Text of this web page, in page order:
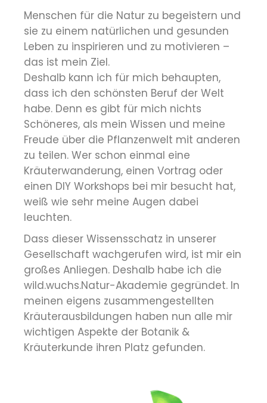
Menschen für die Natur zu begeistern und
sie zu einem natürlichen und gesunden
Leben zu inspirieren und zu motivieren –
das ist mein Ziel.
Deshalb kann ich für mich behaupten,
dass ich den schönsten Beruf der Welt
habe. Denn es gibt für mich nichts
Schöneres, als mein Wissen und meine
Freude über die Pflanzenwelt mit anderen
zu teilen. Wer schon einmal eine
Kräuterwanderung, einen Vortrag oder
einen DIY Workshops bei mir besucht hat,
weiß wie sehr meine Augen dabei
leuchten.
Dass dieser Wissensschatz in unserer
Gesellschaft wachgerufen wird, ist mir ein
großes Anliegen. Deshalb habe ich die
wild.wuchs.Natur-Akademie gegründet. In
meinen eigens zusammengestellten
Kräuterausbildungen haben nun alle mir
wichtigen Aspekte der Botanik &
Kräuterkunde ihren Platz gefunden.